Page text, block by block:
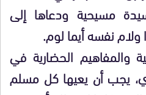
مسيحية ودعاها إلى
نفسه أيما لوم.
والمفاهيم الحضارية في
يجب أن يعيها كل مسلم